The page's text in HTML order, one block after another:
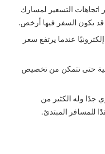
اتجاهات التسعير لمسارك
قد يكون السفر فيها أرخص.
عندما يرتفع سعر
حتى تتمكن من تخصيص
جدًا وله الكثير من
للمسافر المبتدئ.